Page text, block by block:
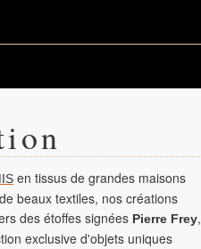
en tissus de grandes maisons
beaux textiles, nos créations
des étoffes signées Pierre Frey,
exclusive d'objets uniques